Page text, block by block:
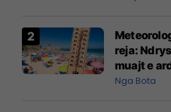
reja:
muajt e
pazakontë
Nga Bota